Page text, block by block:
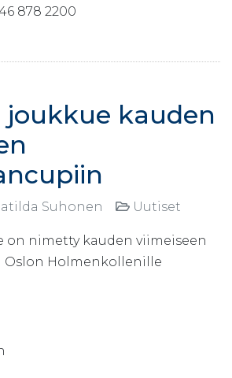
878 2200
joukkue kauden
Suhonen Uutiset
on nimetty kauden viimeiseen
Holmenkollenille